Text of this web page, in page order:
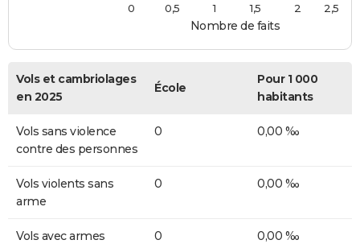
Nombre de faits
0
0,5 1 1,5 2 2,5
Vols et cambriolages
en 2025
École
Pour 1 000
habitants
Vols sans violence
contre des personnes
0 0,00 ‰
Vols violents sans
arme
0 0,00 ‰
Vols avec armes 0 0,00 ‰